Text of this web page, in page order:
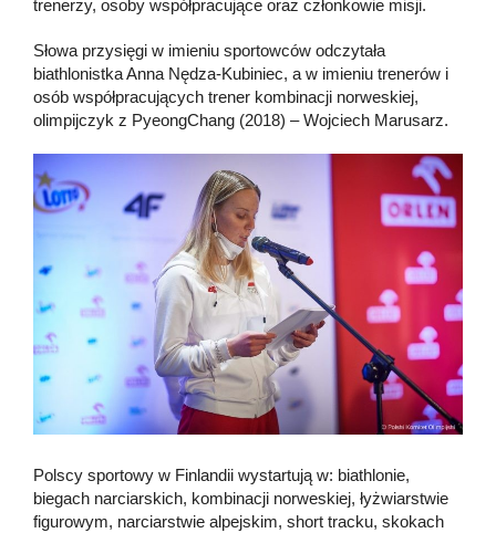
trenerzy, osoby współpracujące oraz członkowie misji.
Słowa przysięgi w imieniu sportowców odczytała
biathlonistka Anna Nędza-Kubiniec, a w imieniu trenerów i
osób współpracujących trener kombinacji norweskiej,
olimpijczyk z PyeongChang (2018) – Wojciech Marusarz.
Polscy sportowy w Finlandii wystartują w: biathlonie,
biegach narciarskich, kombinacji norweskiej, łyżwiarstwie
figurowym, narciarstwie alpejskim, short tracku, skokach